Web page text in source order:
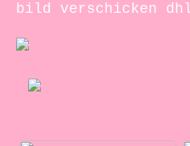
bild verschicken